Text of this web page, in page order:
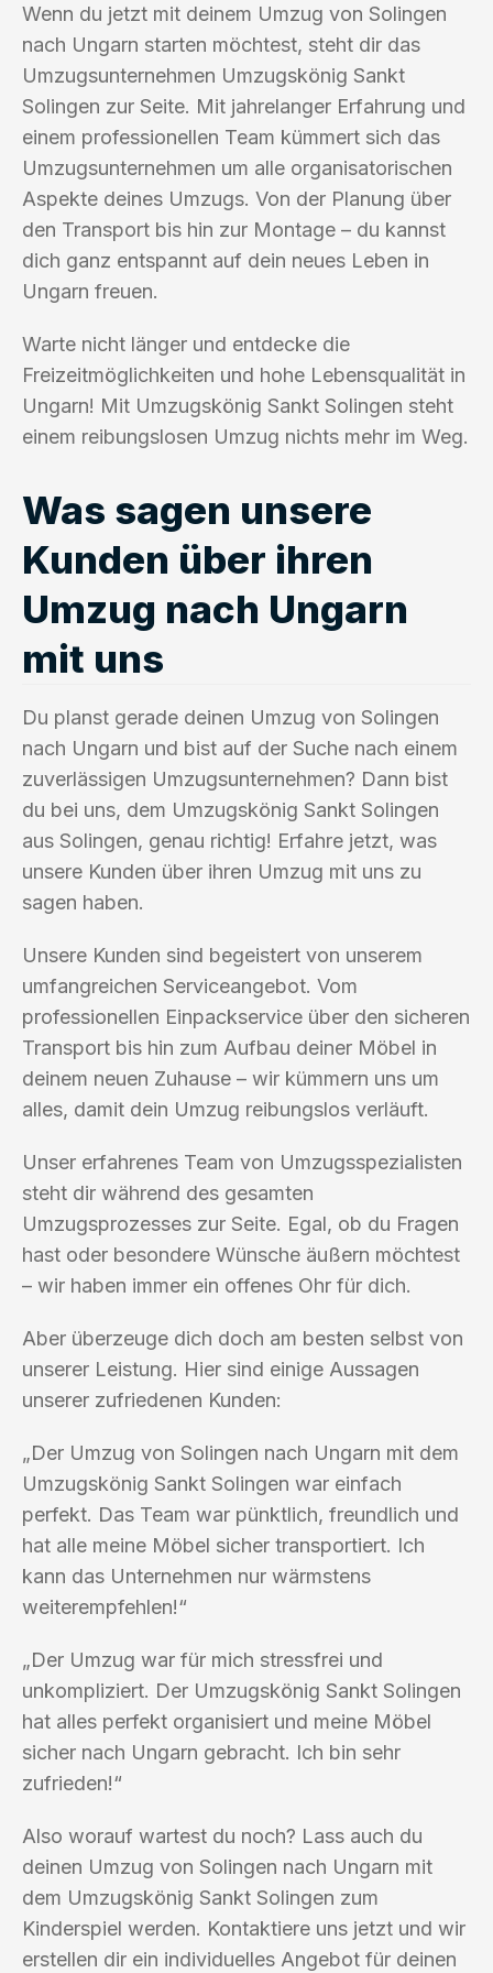
Wenn du jetzt mit deinem Umzug von Solingen
nach Ungarn starten möchtest, steht dir das
Umzugsunternehmen Umzugskönig Sankt
Solingen zur Seite. Mit jahrelanger Erfahrung und
einem professionellen Team kümmert sich das
Umzugsunternehmen um alle organisatorischen
Aspekte deines Umzugs. Von der Planung über
den Transport bis hin zur Montage – du kannst
dich ganz entspannt auf dein neues Leben in
Ungarn freuen.
Warte nicht länger und entdecke die
Freizeitmöglichkeiten und hohe Lebensqualität in
Ungarn! Mit Umzugskönig Sankt Solingen steht
einem reibungslosen Umzug nichts mehr im Weg.
Was sagen unsere
Kunden über ihren
Umzug nach Ungarn
mit uns
Du planst gerade deinen Umzug von Solingen
nach Ungarn und bist auf der Suche nach einem
zuverlässigen Umzugsunternehmen? Dann bist
du bei uns, dem Umzugskönig Sankt Solingen
aus Solingen, genau richtig! Erfahre jetzt, was
unsere Kunden über ihren Umzug mit uns zu
sagen haben.
Unsere Kunden sind begeistert von unserem
umfangreichen Serviceangebot. Vom
professionellen Einpackservice über den sicheren
Transport bis hin zum Aufbau deiner Möbel in
deinem neuen Zuhause – wir kümmern uns um
alles, damit dein Umzug reibungslos verläuft.
Unser erfahrenes Team von Umzugsspezialisten
steht dir während des gesamten
Umzugsprozesses zur Seite. Egal, ob du Fragen
hast oder besondere Wünsche äußern möchtest
– wir haben immer ein offenes Ohr für dich.
Aber überzeuge dich doch am besten selbst von
unserer Leistung. Hier sind einige Aussagen
unserer zufriedenen Kunden:
„Der Umzug von Solingen nach Ungarn mit dem
Umzugskönig Sankt Solingen war einfach
perfekt. Das Team war pünktlich, freundlich und
hat alle meine Möbel sicher transportiert. Ich
kann das Unternehmen nur wärmstens
weiterempfehlen!“
„Der Umzug war für mich stressfrei und
unkompliziert. Der Umzugskönig Sankt Solingen
hat alles perfekt organisiert und meine Möbel
sicher nach Ungarn gebracht. Ich bin sehr
zufrieden!“
Also worauf wartest du noch? Lass auch du
deinen Umzug von Solingen nach Ungarn mit
dem Umzugskönig Sankt Solingen zum
Kinderspiel werden. Kontaktiere uns jetzt und wir
erstellen dir ein individuelles Angebot für deinen